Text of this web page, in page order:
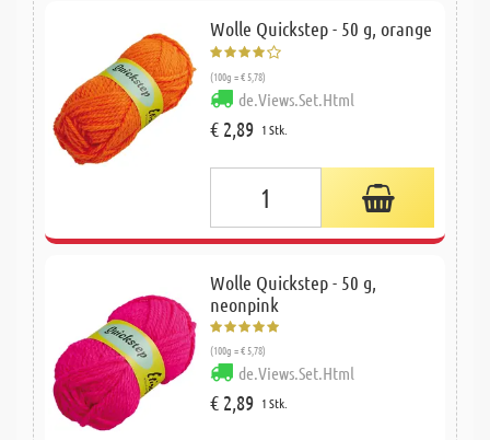
Wolle Quickstep - 50 g, orange
(100g = € 5,78)
de.Views.Set.Html
€ 2,89 1 Stk.
Wolle Quickstep - 50 g,
neonpink
(100g = € 5,78)
de.Views.Set.Html
€ 2,89 1 Stk.